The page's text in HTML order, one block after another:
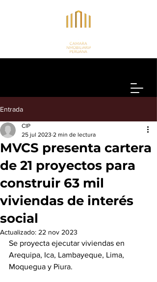
Entrada
MVCS presenta cartera
de 21 proyectos para
construir 63 mil
viviendas de interés
social
CIP
25 jul 2023 2 min de lectura
Actualizado: 22 nov 2023
Se proyecta ejecutar viviendas en
Arequipa, Ica, Lambayeque, Lima,
Moquegua y Piura.